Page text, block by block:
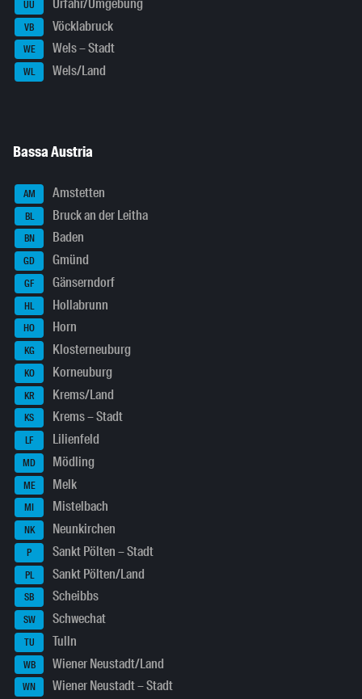
UU Urfahr/Umgebung
VB Vöcklabruck
WE Wels – Stadt
WL Wels/Land
Bassa Austria
AM Amstetten
BL Bruck an der Leitha
BN Baden
GD Gmünd
GF Gänserndorf
HL Hollabrunn
HO Horn
KG Klosterneuburg
KO Korneuburg
KR Krems/Land
KS Krems – Stadt
LF Lilienfeld
MD Mödling
ME Melk
MI Mistelbach
NK Neunkirchen
P Sankt Pölten – Stadt
PL Sankt Pölten/Land
SB Scheibbs
SW Schwechat
TU Tulln
WB Wiener Neustadt/Land
WN Wiener Neustadt – Stadt